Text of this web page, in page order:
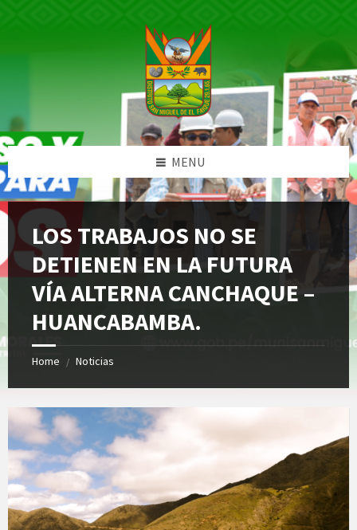
MENU
LOS TRABAJOS NO SE
DETIENEN EN LA FUTURA
VÍA ALTERNA CANCHAQUE –
HUANCABAMBA.
Home / Noticias